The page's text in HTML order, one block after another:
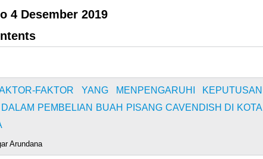
4 Desember 2019
FAKTOR YANG MENPENGARUHI KEPUTUSAN
PEMBELIAN BUAH PISANG CAVENDISH DI KOTA
Arundana